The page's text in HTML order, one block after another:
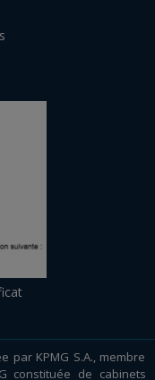
par KPMG S.A., membre
constituée de cabinets